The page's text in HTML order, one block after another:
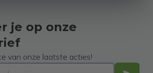
je op onze
van onze laatste acties!